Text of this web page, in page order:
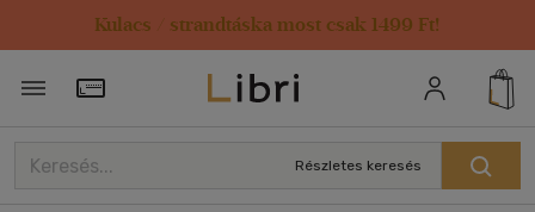
Kulacs / strandtáska most csak 1499 Ft!
Törzsvásárlói Kártya adatai
Részletes keresés